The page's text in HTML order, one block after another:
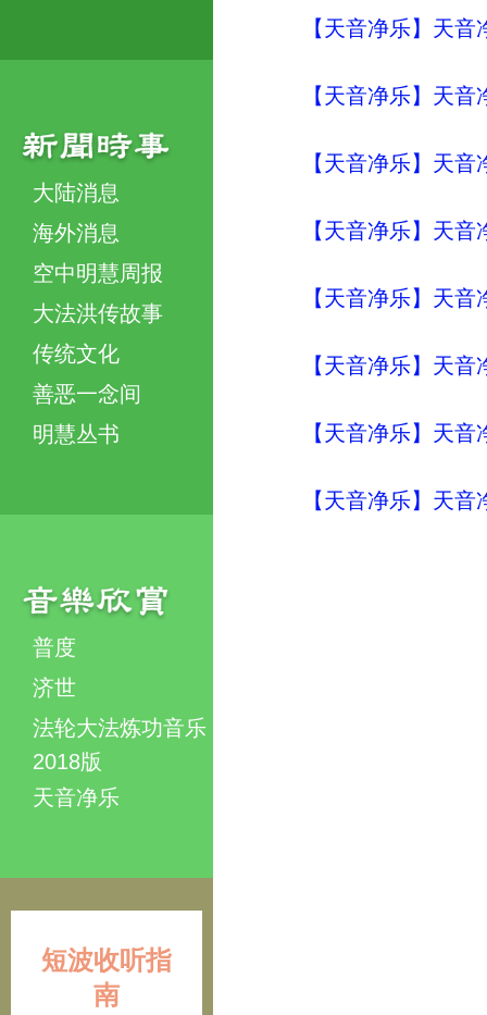
大陆消息
海外消息
空中明慧周报
大法洪传故事
传统文化
善恶一念间
明慧丛书
普度
济世
法轮大法炼功音乐
2018版
天音净乐
短波收听指
南
【天音净乐】天
【天音净乐】天
【天音净乐】天
【天音净乐】天
【天音净乐】天
【天音净乐】天
【天音净乐】天
【天音净乐】天